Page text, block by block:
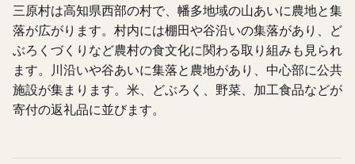
三原村は高知県西部の村で、幡多地域の山あいに農地と集
落が広がります。村内には棚田や谷沿いの集落があり、ど
ぶろくづくりなど農村の食文化に関わる取り組みも見られ
ます。川沿いや谷あいに集落と農地があり、中心部に公共
施設が集まります。米、どぶろく、野菜、加工食品などが
寄付の返礼品に並びます。